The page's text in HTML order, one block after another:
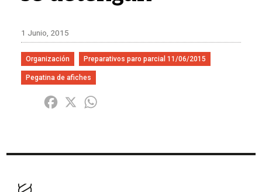
1 Junio, 2015
Organización Preparativos paro parcial 11/06/2015
Pegatina de afiches
Share Facebook
X